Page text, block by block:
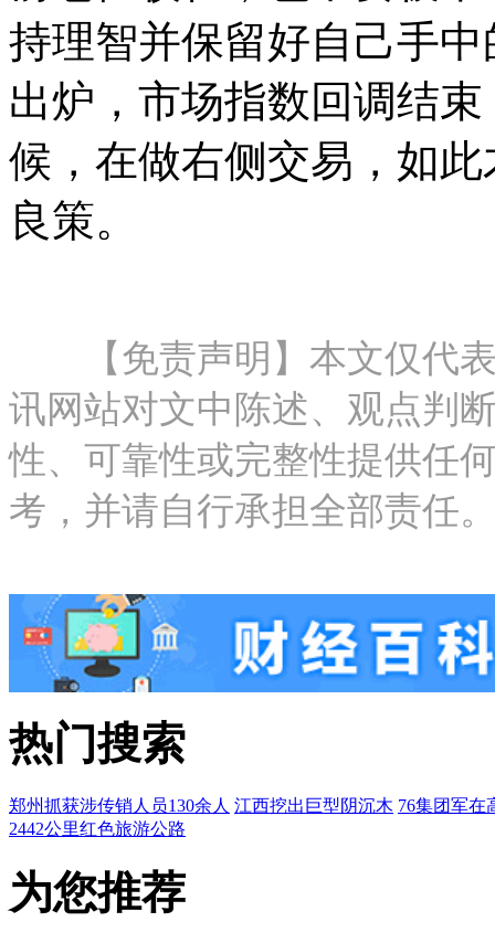
持理智并保留好自己手
出炉，市场指数回调结
候，在做右侧交易，如
良策。
【免责声明】本文仅代表
讯网站对文中陈述、观点判
性、可靠性或完整性提供任
考，并请自行承担全部责任。
热门搜索
郑州抓获涉传销人员130余人 江西挖出巨型阴沉木 76集团军在
2442公里红色旅游公路
为您推荐